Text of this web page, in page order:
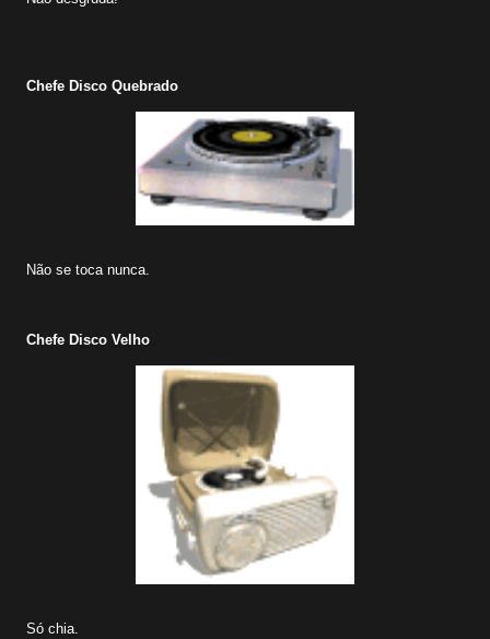
Chefe Disco Quebrado
Não se toca nunca.
Chefe Disco Velho
Só chia.